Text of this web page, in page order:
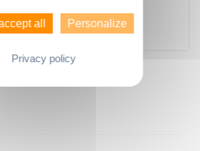
Contacter l'agence
all Personalize
Privacy policy